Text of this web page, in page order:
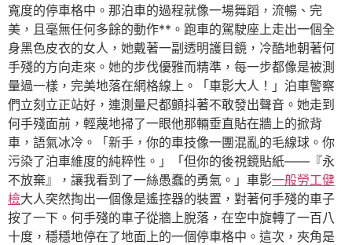
寬度的停車格中。那泊車的過程就像一場舞蹈，流暢、完
美，且毫無任何多餘的動作**。跑車的駕駛座上走出一個全
身黑色皮衣的女人，她戴著一副透明護目鏡，冷酷地朝著何
手殘的方向走來。她的步伐優雅而精準，每一步都像是被測
量過一樣，完美地落在網格線上。「車影大人！」泊車警察
們立刻立正站好，連測量尺都顫抖著不敢發出聲音。她走到
何手殘面前，輕蔑地掃了一眼他那輛垂直貼在牆上的掀背
車，語氣冰冷。「新手，你的車技像一團混亂的毛線球。你
污染了泊車維度的純粹性。」「但你的後視鏡貼紙——『永
不放棄』，讓我看到了一絲愚蠢的勇氣。」車影一般勞工健
檢大人突然掏出一個像是遙控器的裝置，對著何手殘的車子
按了一下。何手殘的車子從牆上脫落，在空中旋轉了一百八
十度，穩穩地停在了地面上的一個停車格中。這次，夾角是